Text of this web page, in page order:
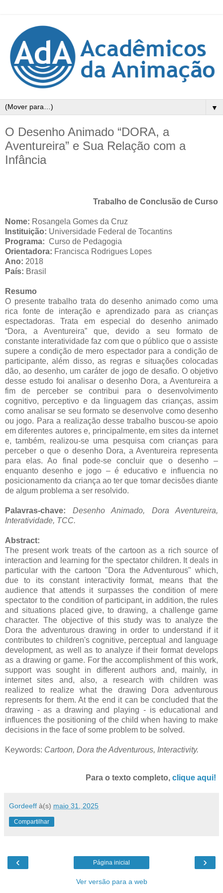
▼
O Desenho Animado “DORA, a
Aventureira” e Sua Relação com a
Infância
Trabalho de Conclusão de Curso
Nome: Rosangela Gomes da Cruz
Instituição: Universidade Federal de Tocantins
Programa: Curso de Pedagogia
Orientadora: Francisca Rodrigues Lopes
Ano: 2018
País: Brasil
Resumo
O presente trabalho trata do desenho animado como uma
rica fonte de interação e aprendizado para as crianças
espectadoras. Trata em especial do desenho animado
“Dora, a Aventureira” que, devido a seu formato de
constante interatividade faz com que o público que o assiste
supere a condição de mero espectador para a condição de
participante, além disso, as regras e situações colocadas
dão, ao desenho, um caráter de jogo de desafio. O objetivo
desse estudo foi analisar o desenho Dora, a Aventureira a
fim de perceber se contribui para o desenvolvimento
cognitivo, perceptivo e da linguagem das crianças, assim
como analisar se seu formato se desenvolve como desenho
ou jogo. Para a realização desse trabalho buscou-se apoio
em diferentes autores e, principalmente, em sites da internet
e, também, realizou-se uma pesquisa com crianças para
perceber o que o desenho Dora, a Aventureira representa
para elas. Ao final pode-se concluir que o desenho –
enquanto desenho e jogo – é educativo e influencia no
posicionamento da criança ao ter que tomar decisões diante
de algum problema a ser resolvido.
Palavras-chave: Desenho Animado, Dora Aventureira,
Interatividade, TCC.
Abstract:
The present work treats of the cartoon as a rich source of
interaction and learning for the spectator children. It deals in
particular with the cartoon "Dora the Adventurous" which,
due to its constant interactivity format, means that the
audience that attends it surpasses the condition of mere
spectator to the condition of participant, in addition, the rules
and situations placed give, to drawing, a challenge game
character. The objective of this study was to analyze the
Dora the adventurous drawing in order to understand if it
contributes to children's cognitive, perceptual and language
development, as well as to analyze if their format develops
as a drawing or game. For the accomplishment of this work,
support was sought in different authors and, mainly, in
internet sites and, also, a research with children was
realized to realize what the drawing Dora adventurous
represents for them. At the end it can be concluded that the
drawing - as a drawing and playing - is educational and
influences the positioning of the child when having to make
decisions in the face of some problem to be solved.
Keywords: Cartoon, Dora the Adventurous, Interactivity.
Para o texto completo, clique aqui!
Gordeeff à(s) maio 31, 2025
Compartilhar
‹ ›
Página inicial
Ver versão para a web